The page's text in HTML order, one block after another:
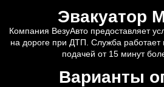
Эвакуатор
Компания ВезуАвто предоставляет
на дороге при ДТП. Служба работает
подачей от 15 минут
Варианты